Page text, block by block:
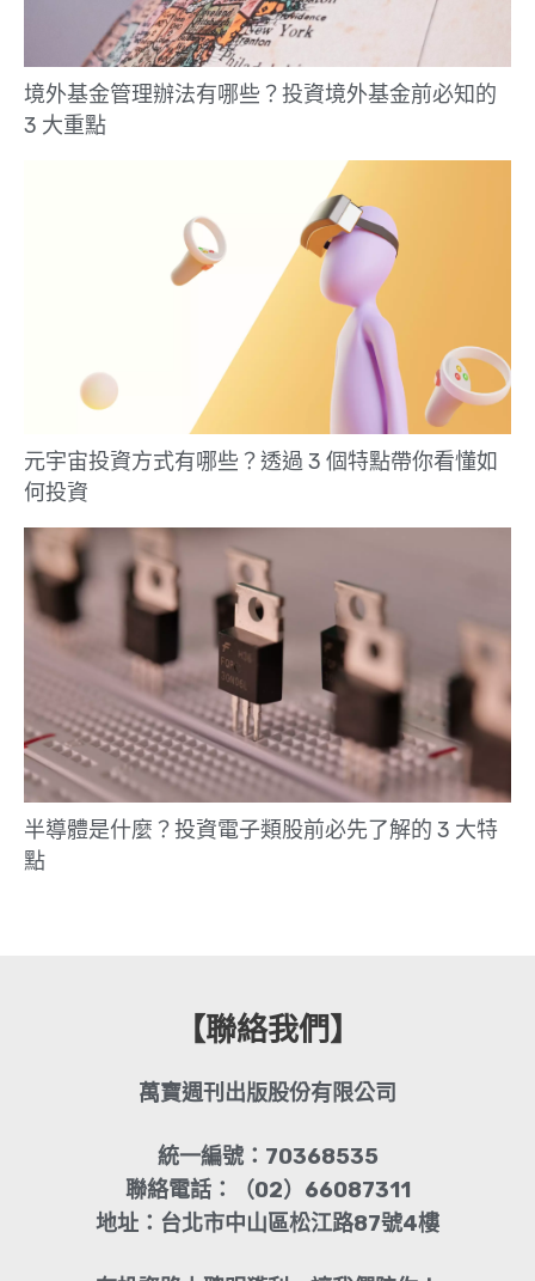
境外基金管理辦法有哪些？投資境外基金前必知的
3 大重點
元宇宙投資方式有哪些？透過 3 個特點帶你看懂如
何投資
半導體是什麼？投資電子類股前必先了解的 3 大特
點
【聯絡我們】
萬寶週刊出版股份有限公司
統一編號：70368535
聯絡電話：（02）66087311
地址：台北市中山區松江路87號4樓